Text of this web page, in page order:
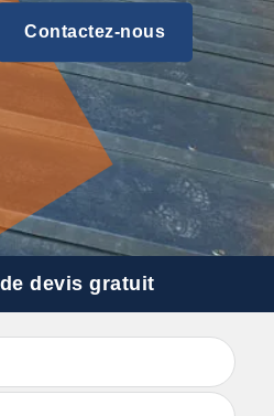
Contactez-nous
devis gratuit